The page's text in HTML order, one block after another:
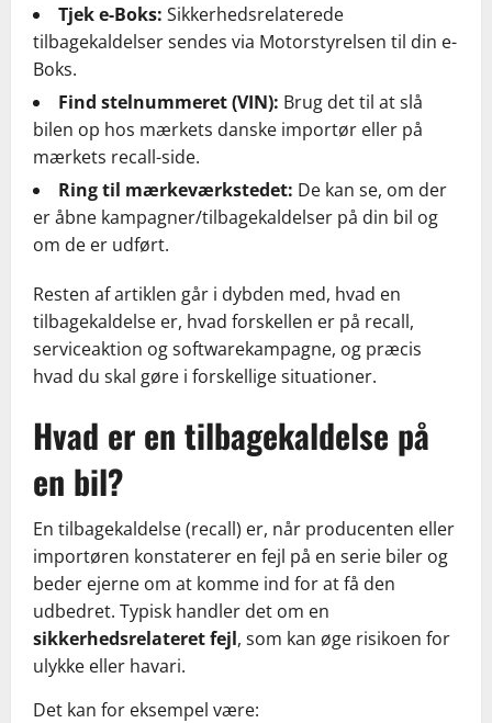
Tjek e-Boks: Sikkerhedsrelaterede
tilbagekaldelser sendes via Motorstyrelsen til din e-
Boks.
Find stelnummeret (VIN): Brug det til at slå
bilen op hos mærkets danske importør eller på
mærkets recall-side.
Ring til mærkeværkstedet: De kan se, om der
er åbne kampagner/tilbagekaldelser på din bil og
om de er udført.
Resten af artiklen går i dybden med, hvad en
tilbagekaldelse er, hvad forskellen er på recall,
serviceaktion og softwarekampagne, og præcis
hvad du skal gøre i forskellige situationer.
Hvad er en tilbagekaldelse på
en bil?
En tilbagekaldelse (recall) er, når producenten eller
importøren konstaterer en fejl på en serie biler og
beder ejerne om at komme ind for at få den
udbedret. Typisk handler det om en
sikkerhedsrelateret fejl, som kan øge risikoen for
ulykke eller havari.
Det kan for eksempel være: